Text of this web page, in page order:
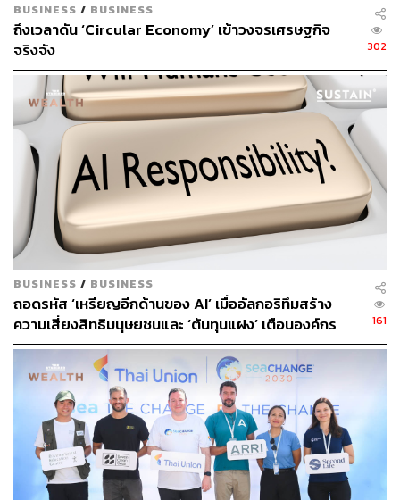
93
ABOUT THE AUTHOR
ดำรงเกียรติ มาลา
Content Creator THE STANDARD WEALTH
BUSINESS / BUSINESS
ถึงเวลาดัน ‘Circular Economy’ เข้าวงจรเศรษฐกิจ
จริงจัง
302
BUSINESS / BUSINESS
ถอดรหัส ‘เหรียญอีกด้านของ AI’ เมื่ออัลกอริทึมสร้าง
ความเสี่ยงสิทธิมนุษยชนและ ‘ต้นทุนแฝง’ เตือนองค์กร
ระวังกับดักอคติเชิงระบบ ก่อนกระทบมูลค่าแบรนด์ระยะ
ยาว
161